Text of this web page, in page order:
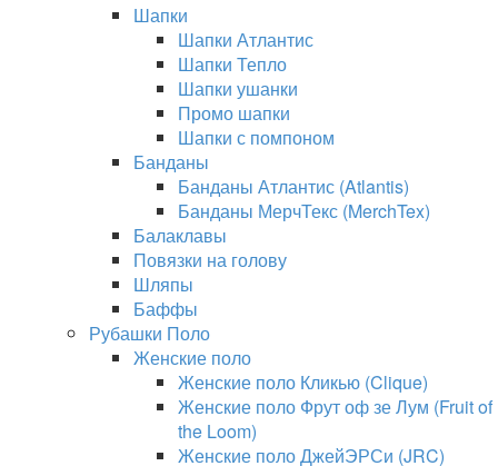
Шапки
Шапки Атлантис
Шапки Тепло
Шапки ушанки
Промо шапки
Шапки с помпоном
Банданы
Банданы Атлантис (Atlantis)
Банданы МерчТекс (MerchTex)
Балаклавы
Повязки на голову
Шляпы
Баффы
Рубашки Поло
Женские поло
Женские поло Кликью (Clique)
Женские поло Фрут оф зе Лум (Fruit of
the Loom)
Женские поло ДжейЭРСи (JRC)